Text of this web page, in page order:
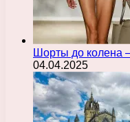
Шорты до колена
04.04.2025